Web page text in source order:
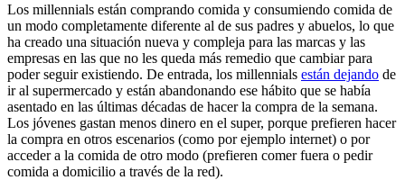
Los millennials están comprando comida y consumiendo comida de
un modo completamente diferente al de sus padres y abuelos, lo que
ha creado una situación nueva y compleja para las marcas y las
empresas en las que no les queda más remedio que cambiar para
poder seguir existiendo. De entrada, los millennials están dejando de
ir al supermercado y están abandonando ese hábito que se había
asentado en las últimas décadas de hacer la compra de la semana.
Los jóvenes gastan menos dinero en el super, porque prefieren hacer
la compra en otros escenarios (como por ejemplo internet) o por
acceder a la comida de otro modo (prefieren comer fuera o pedir
comida a domicilio a través de la red).